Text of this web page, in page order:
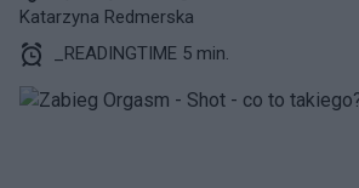
Katarzyna Redmerska
_READINGTIME 5 min.